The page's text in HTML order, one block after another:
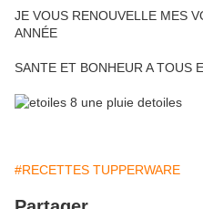
JE VOUS RENOUVELLE MES
ANNÉE
SANTE ET BONHEUR A TOUS
#RECETTES TUPPERWARE